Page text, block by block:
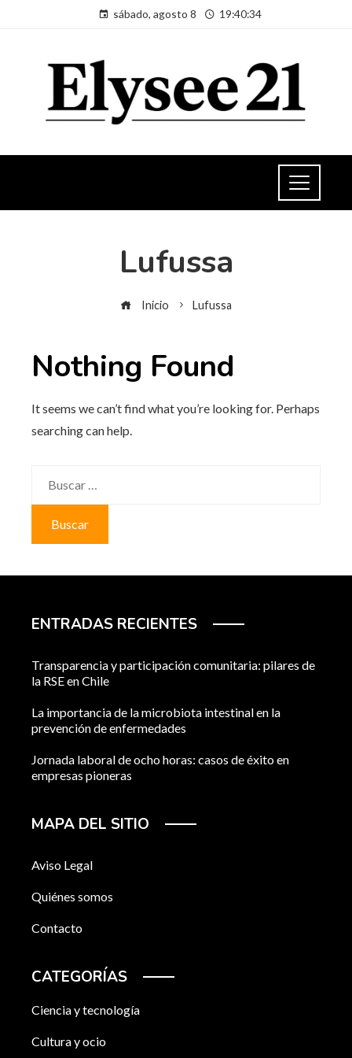
sábado, agosto 8 19:40:34
Lufussa
Inicio Lufussa
Nothing Found
It seems we can’t find what you’re looking for. Perhaps
searching can help.
ENTRADAS RECIENTES
Transparencia y participación comunitaria: pilares de
la RSE en Chile
La importancia de la microbiota intestinal en la
prevención de enfermedades
Jornada laboral de ocho horas: casos de éxito en
empresas pioneras
MAPA DEL SITIO
Aviso Legal
Quiénes somos
Contacto
CATEGORÍAS
Ciencia y tecnología
Cultura y ocio